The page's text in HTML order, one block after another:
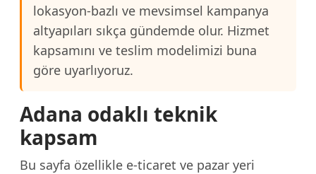
lokasyon-bazlı ve mevsimsel kampanya
altyapıları sıkça gündemde olur. Hizmet
kapsamını ve teslim modelimizi buna
göre uyarlıyoruz.
Adana odaklı teknik
kapsam
Bu sayfa özellikle e-ticaret ve pazar yeri